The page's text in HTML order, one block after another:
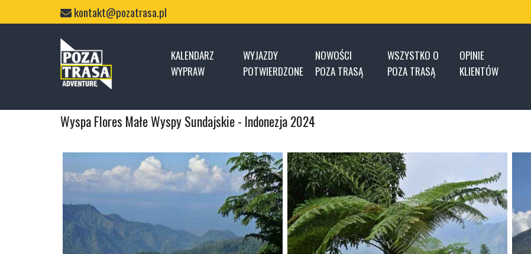
kontakt@pozatrasa.pl
Home
KALENDARZ
WYPRAW
WYJAZDY
POTWIERDZONE
NOWOŚCI
POZA TRASĄ
WSZYSTKO O
POZA TRASĄ
OPINIE
KLIENTÓW
Wyspa Flores Małe Wyspy Sundajskie - Indonezja 2024